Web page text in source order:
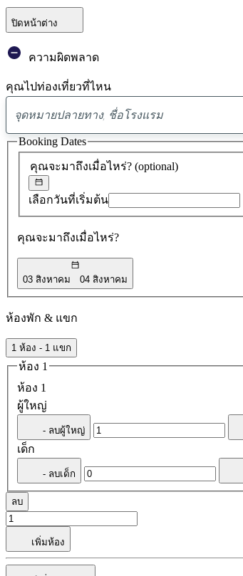
ปิดหน้าต่าง
ความผิดพลาด
คุณไปท่องเที่ยวที่ไหน
คุณจะมาถึงเมื่อไหร่? (optional)
เลือกวันที่เริ่มต้น
คุณจะมาถึงเมื่อไหร่?
03 สิงหาคม 04 สิงหาคม
Booking Dates
ห้องพัก & แขก
1 ห้อง - 1 แขก
ห้อง 1
ห้อง 1
ผู้ใหญ่
- ลบผู้ใหญ่
เด็ก
- ลบเด็ก
ลบ
เพิ่มห้อง